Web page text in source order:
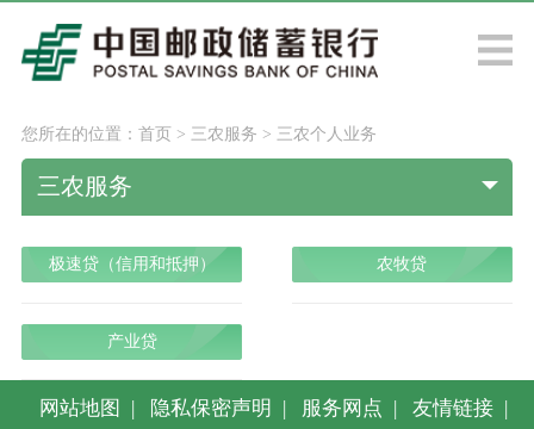
您所在的位置： 首页> 三农服务 > 三农个人业务
三农服务
极速贷（信用和抵押） 农牧贷
产业贷
网站地图 隐私保密声明 服务网点 友情链接